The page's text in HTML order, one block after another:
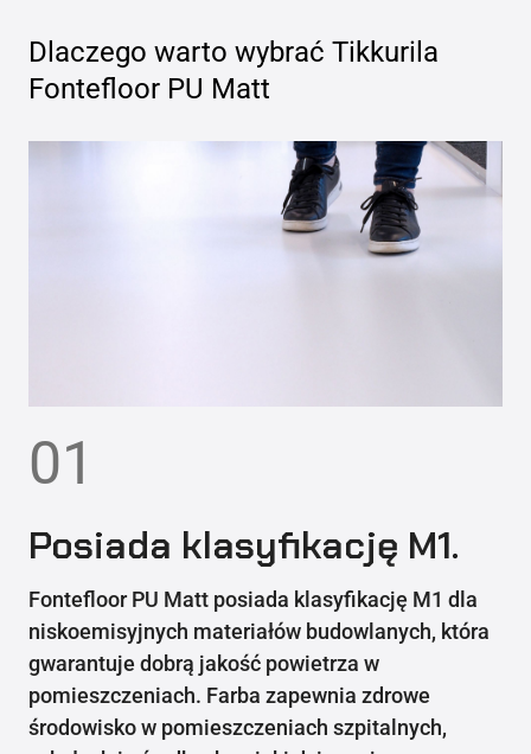
Dlaczego warto wybrać Tikkurila
Fontefloor PU Matt
01
Posiada klasyfikację M1.
Fontefloor PU Matt posiada klasyfikację M1 dla
niskoemisyjnych materiałów budowlanych, która
gwarantuje dobrą jakość powietrza w
pomieszczeniach. Farba zapewnia zdrowe
środowisko w pomieszczeniach szpitalnych,